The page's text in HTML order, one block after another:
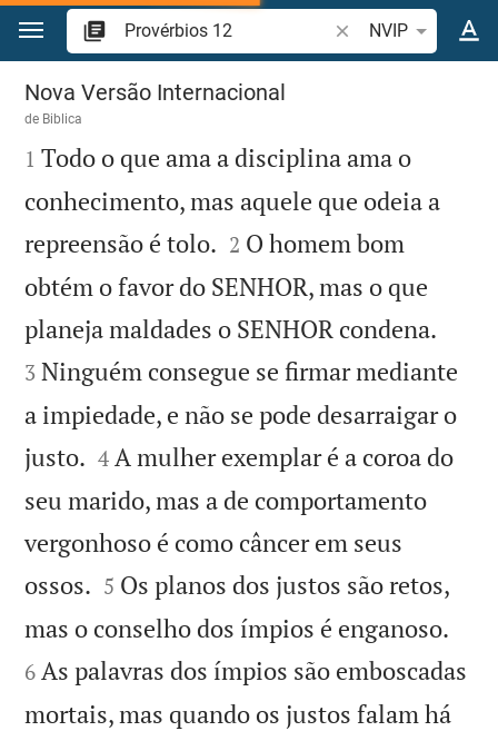
Ir para o conteúdo
Pesquise
NVIP
Provérbios 12
Nova Versão Internacional
de Biblica

1 Todo o que ama a disciplina ama o
conhecimento, mas aquele que odeia a
repreensão é tolo. 

2 O homem bom
obtém o favor do SENHOR, mas o que
planeja maldades o SENHOR condena.
3 Ninguém consegue se firmar mediante
a impiedade, e não se pode desarraigar o
justo. 

4 A mulher exemplar é a coroa do
seu marido, mas a de comportamento
vergonhoso é como câncer em seus
ossos. 

5 Os planos dos justos são retos,
mas o conselho dos ímpios é enganoso.
6 As palavras dos ímpios são emboscadas
mortais, mas quando os justos falam há